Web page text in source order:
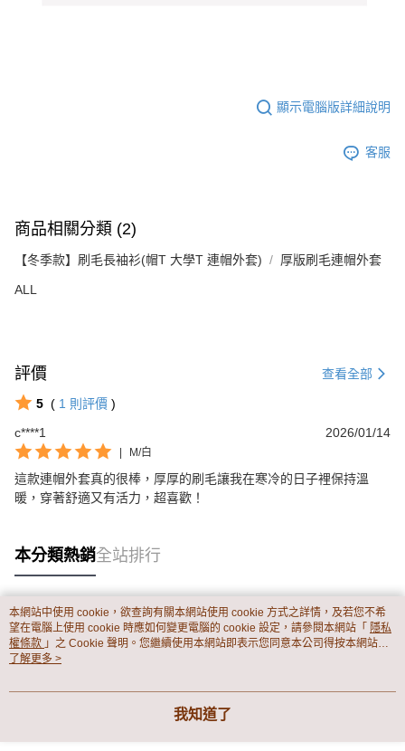
顯示電腦版詳細說明
客服
商品相關分類 (2)
【冬季款】刷毛長袖衫(帽T 大學T 連帽外套) 厚版刷毛連帽外套
ALL
評價 查看全部
5 ( 1 則評價 )
c****1
2026/01/14
| M/白
這款連帽外套真的很棒，厚厚的刷毛讓我在寒冷的日子裡保持溫
暖，穿著舒適又有活力，超喜歡！
本分類熱銷全站排行
熱門標籤
本網站中使用 cookie，欲查詢有關本網站使用 cookie 方式之詳情，及若您不希
望在電腦上使用 cookie 時應如何變更電腦的 cookie 設定，請參閱本網站「 隱私
權條款 」之 Cookie 聲明。您繼續使用本網站即表示您同意本公司得按本網站使
用條款之 Cookie 聲明使用 cookie。
了解更多 >
我知道了